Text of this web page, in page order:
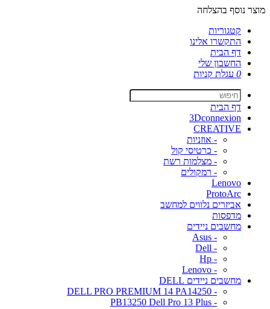
מוצר נוסף בהצלחה
קטגוריות
התקשרו אלינו
דף הבית
החשבון שלי
0 עגלת קניות
דף הבית
3Dconnexion
CREATIVE
- אוזניות
- כרטיסי קול
- מצלמות רשת
- רמקולים
Lenovo
ProtoArc
אביזרים נלווים למחשב
מדפסות
מחשבים ניידים
- Asus
- Dell
- Hp
- Lenovo
מחשבים ניידים DELL
- DELL PRO PREMIUM 14 PA14250
- PB13250 Dell Pro 13 Plus